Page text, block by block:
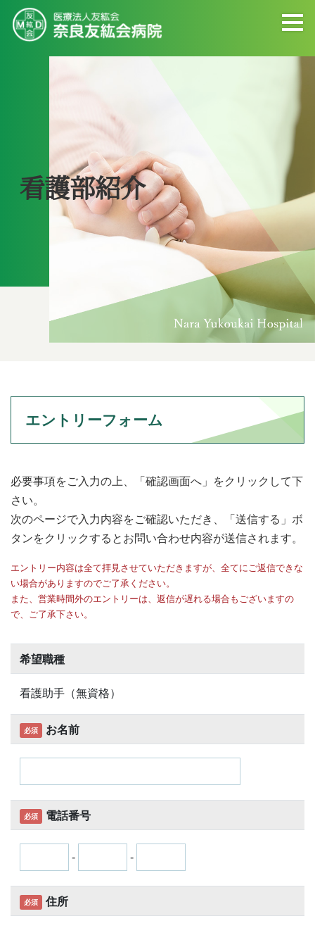
看護部紹介
エントリーフォーム
必要事項をご入力の上、「確認画面へ」をクリックして下
さい。
次のページで入力内容をご確認いただき、「送信する」ボ
タンをクリックするとお問い合わせ内容が送信されます。
エントリー内容は全て拝見させていただきますが、全てにご返信できな
い場合がありますのでご了承ください。
また、営業時間外のエントリーは、返信が遅れる場合もございますの
で、ご了承下さい。
希望職種
看護助手（無資格）
必須 お名前
必須 電話番号
- -
必須 住所